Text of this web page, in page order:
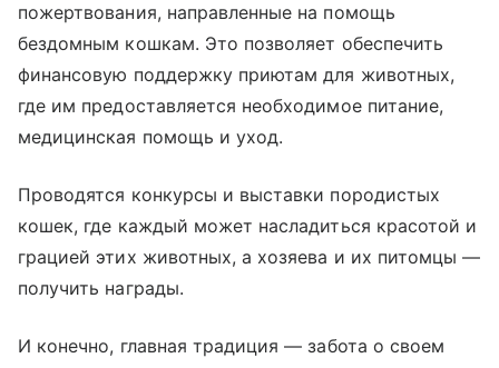
пожертвования, направленные на помощь
бездомным кошкам. Это позволяет обеспечить
финансовую поддержку приютам для животных,
где им предоставляется необходимое питание,
медицинская помощь и уход.
Проводятся конкурсы и выставки породистых
кошек, где каждый может насладиться красотой и
грацией этих животных, а хозяева и их питомцы —
получить награды.
И конечно, главная традиция — забота о своем